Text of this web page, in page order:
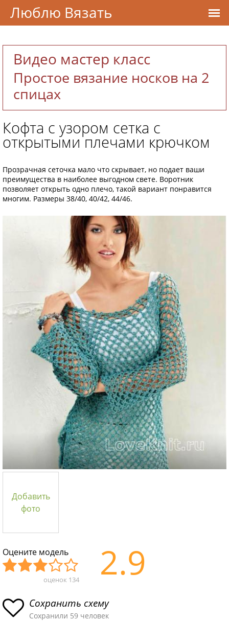
Видео мастер класс
Простое вязание носков на 2
спицах
Кофта с узором сетка с
открытыми плечами крючком
Прозрачная сеточка мало что скрывает, но подает ваши
преимущества в наиболее выгодном свете. Воротник
позволяет открыть одно плечо, такой вариант понравится
многим. Размеры 38/40, 40/42, 44/46.
Добавить
фото
Оцените модель
асн
ая
пло
хая
Об
ыч
ная
Хор
ая
Отл
ая
оценок 134 2.9
Сохранить схему
Сохранили 59 человек
Люблю Вязать